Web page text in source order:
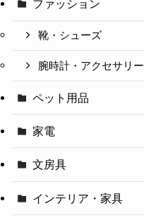
ファッション
靴・シューズ
腕時計・アクセサリー
ペット用品
家電
文房具
インテリア・家具